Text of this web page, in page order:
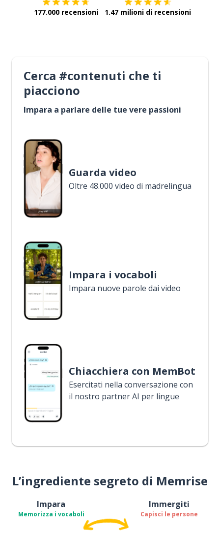
177.000 recensioni 1.47 milioni di recensioni
Cerca #contenuti che ti
piacciono
Impara a parlare delle tue vere passioni
Guarda video
Oltre 48.000 video di madrelingua
Impara i vocaboli
Impara nuove parole dai video
Chiacchiera con MemBot
Esercitati nella conversazione con
il nostro partner AI per lingue
L’ingrediente segreto di Memrise
Impara
Memorizza i vocaboli
Immergiti
Capisci le persone